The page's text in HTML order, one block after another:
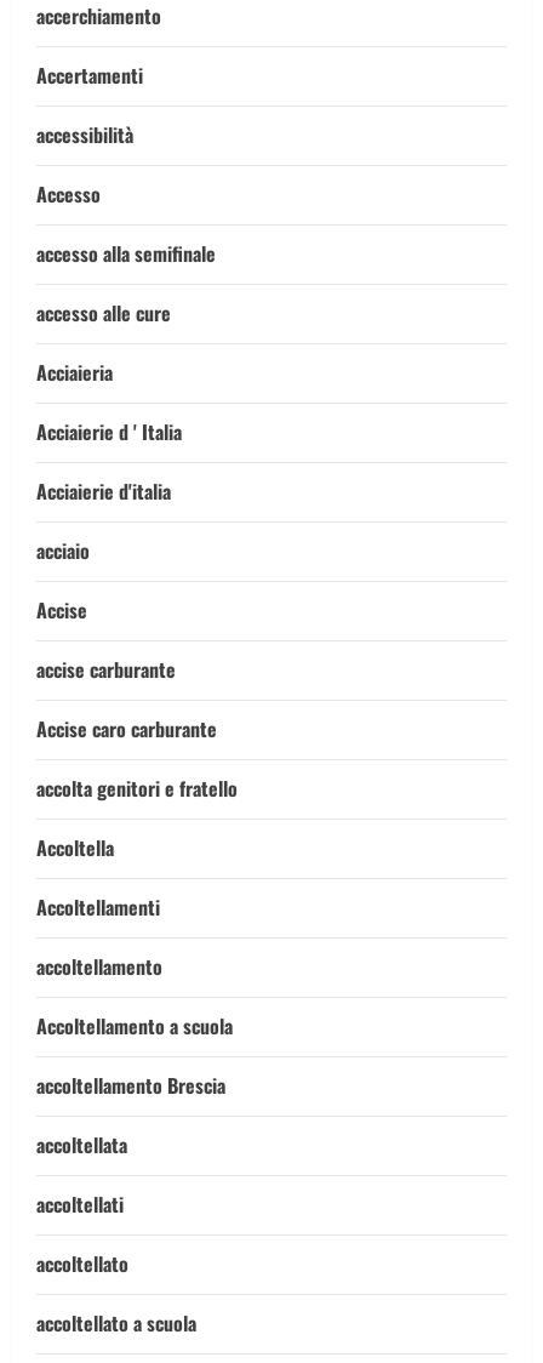
accerchiamento
Accertamenti
accessibilità
Accesso
accesso alla semifinale
accesso alle cure
Acciaieria
Acciaierie d ' Italia
Acciaierie d'italia
acciaio
Accise
accise carburante
Accise caro carburante
accolta genitori e fratello
Accoltella
Accoltellamenti
accoltellamento
Accoltellamento a scuola
accoltellamento Brescia
accoltellata
accoltellati
accoltellato
accoltellato a scuola